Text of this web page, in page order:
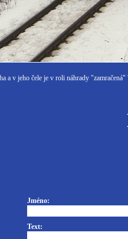
a v jeho čele je v roli náhrady "zamračená"
Jméno:
Text: